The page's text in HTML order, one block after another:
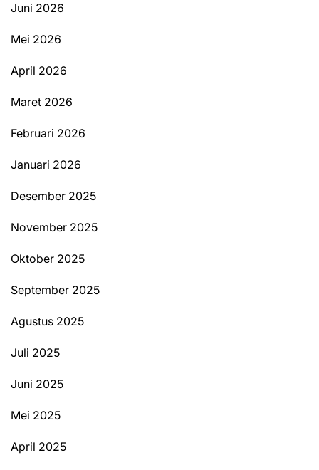
Juni 2026
Mei 2026
April 2026
Maret 2026
Februari 2026
Januari 2026
Desember 2025
November 2025
Oktober 2025
September 2025
Agustus 2025
Juli 2025
Juni 2025
Mei 2025
April 2025